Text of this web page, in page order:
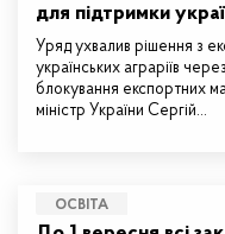
для підтримки
Уряд ухвалив рішення з
українських аграріїв
блокування експортних
міністр України Сергій…
ОСВІТА